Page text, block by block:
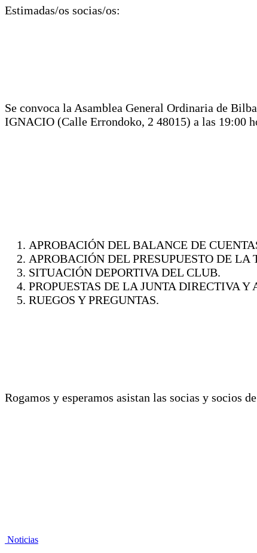
Estimadas/os socias/os:
Se convoca la Asamblea General Ordinaria de
IGNACIO (Calle Errondoko, 2 48015) a las 19:00
APROBACIÓN DEL BALANCE DE
APROBACIÓN DEL PRESUPUESTO DE LA
SITUACIÓN DEPORTIVA DEL CLUB.
PROPUESTAS DE LA JUNTA DIRECTIVA Y
RUEGOS Y PREGUNTAS.
Rogamos y esperamos asistan las socias y socios
Noticias